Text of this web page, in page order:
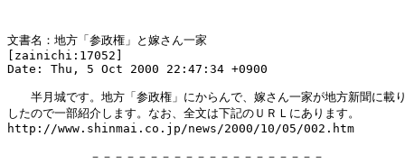
文書名：地方「参政権」と嫁さん一家
[zainichi:17052]
Date: Thu, 5 Oct 2000 22:47:34 +0900
半月城です。地方「参政権」にからんで、嫁さん一家が地方新聞に載
したので一部紹介します。なお、全文は下記のＵＲＬにあります。
http://www.shinmai.co.jp/news/2000/10/05/002.htm
－－－－－－－－－－－－－－－－－－－－